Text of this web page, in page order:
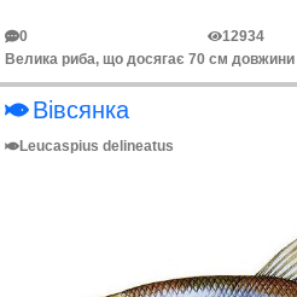
0 12934
Вівсянка
Leucaspius delineatus